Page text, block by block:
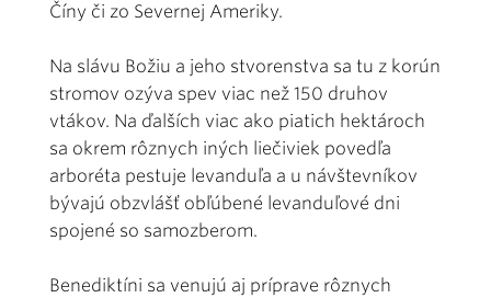
Číny či zo Severnej Ameriky.
Na slávu Božiu a jeho stvorenstva sa tu z korún
stromov ozýva spev viac než 150 druhov
vtákov. Na ďalších viac ako piatich hektároch
sa okrem rôznych iných liečiviek povedľa
arboréta pestuje levanduľa a u návštevníkov
bývajú obzvlášť obľúbené levanduľové dni
spojené so samozberom.
Benediktíni sa venujú aj príprave rôznych